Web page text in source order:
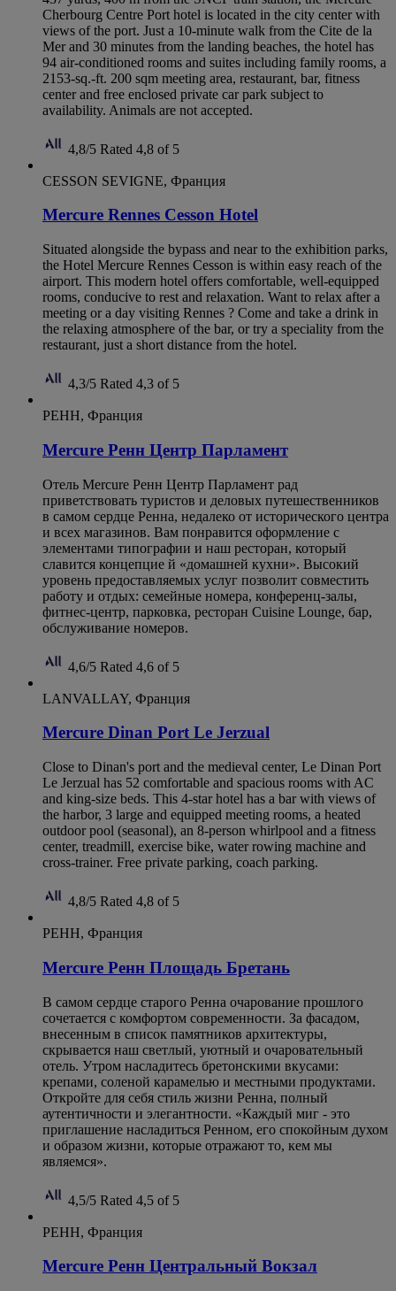
Cherbourg Centre Port hotel is located in the city center with
views of the port. Just a 10-minute walk from the Cite de la
Mer and 30 minutes from the landing beaches, the hotel has
94 air-conditioned rooms and suites including family rooms, a
2153-sq.-ft. 200 sqm meeting area, restaurant, bar, fitness
center and free enclosed private car park subject to
availability. Animals are not accepted.
4,8/5 Rated 4,8 of 5
CESSON SEVIGNE, Франция
Mercure Rennes Cesson Hotel
Situated alongside the bypass and near to the exhibition parks,
the Hotel Mercure Rennes Cesson is within easy reach of the
airport. This modern hotel offers comfortable, well-equipped
rooms, conducive to rest and relaxation. Want to relax after a
meeting or a day visiting Rennes ? Come and take a drink in
the relaxing atmosphere of the bar, or try a speciality from the
restaurant, just a short distance from the hotel.
4,3/5 Rated 4,3 of 5
РЕНН, Франция
Mercure Ренн Центр Парламент
Отель Mercure Ренн Центр Парламент рад
приветствовать туристов и деловых путешественников
в самом сердце Ренна, недалеко от исторического центра
и всех магазинов. Вам понравится оформление с
элементами типографии и наш ресторан, который
славится концепцие й «домашней кухни». Высокий
уровень предоставляемых услуг позволит совместить
работу и отдых: семейные номера, конференц-залы,
фитнес-центр, парковка, ресторан Cuisine Lounge, бар,
обслуживание номеров.
4,6/5 Rated 4,6 of 5
LANVALLAY, Франция
Mercure Dinan Port Le Jerzual
Close to Dinan's port and the medieval center, Le Dinan Port
Le Jerzual has 52 comfortable and spacious rooms with AC
and king-size beds. This 4-star hotel has a bar with views of
the harbor, 3 large and equipped meeting rooms, a heated
outdoor pool (seasonal), an 8-person whirlpool and a fitness
center, treadmill, exercise bike, water rowing machine and
cross-trainer. Free private parking, coach parking.
4,8/5 Rated 4,8 of 5
РЕНН, Франция
Mercure Ренн Площадь Бретань
В самом сердце старого Ренна очарование прошлого
сочетается с комфортом современности. За фасадом,
внесенным в список памятников архитектуры,
скрывается наш светлый, уютный и очаровательный
отель. Утром насладитесь бретонскими вкусами:
крепами, соленой карамелью и местными продуктами.
Откройте для себя стиль жизни Ренна, полный
аутентичности и элегантности. «Каждый миг - это
приглашение насладиться Ренном, его спокойным духом
и образом жизни, которые отражают то, кем мы
являемся».
4,5/5 Rated 4,5 of 5
РЕНН, Франция
Mercure Ренн Центральный Вокзал